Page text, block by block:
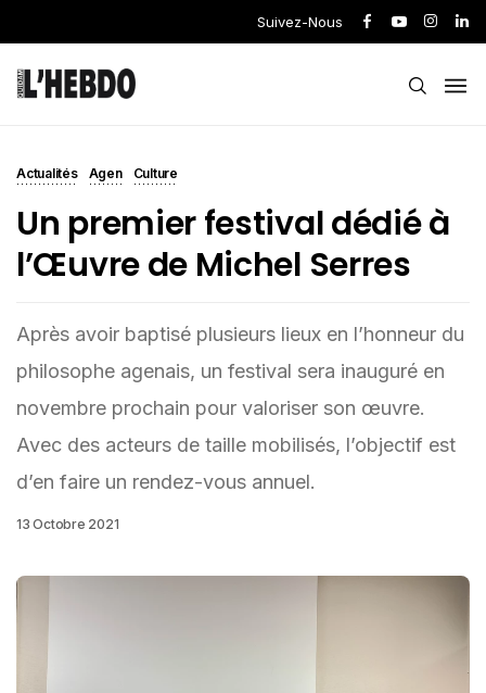
Suivez-Nous
Actualités Agen Culture
Un premier festival dédié à
l’Œuvre de Michel Serres
Après avoir baptisé plusieurs lieux en l’honneur du
philosophe agenais, un festival sera inauguré en
novembre prochain pour valoriser son œuvre.
Avec des acteurs de taille mobilisés, l’objectif est
d’en faire un rendez-vous annuel.
13 Octobre 2021